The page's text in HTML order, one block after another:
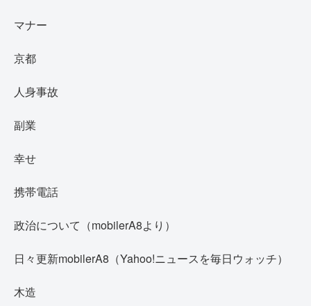
マナー
京都
人身事故
副業
幸せ
携帯電話
政治について（mobilerA8より）
日々更新mobilerA8（Yahoo!ニュースを毎日ウォッチ）
木造